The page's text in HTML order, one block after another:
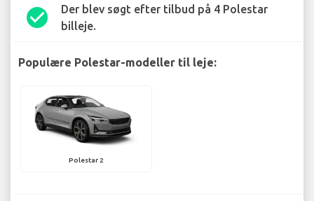
check_circle
Der blev søgt efter tilbud på 4 Polestar
billeje.
Populære Polestar-modeller til leje:
Polestar 2